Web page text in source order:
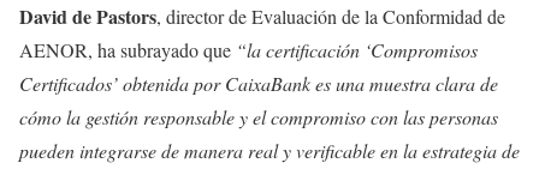
David de Pastors, director de Evaluación de la Conformidad de
AENOR, ha subrayado que “la certificación ‘Compromisos
Certificados’ obtenida por CaixaBank es una muestra clara de
cómo la gestión responsable y el compromiso con las personas
pueden integrarse de manera real y verificable en la estrategia de